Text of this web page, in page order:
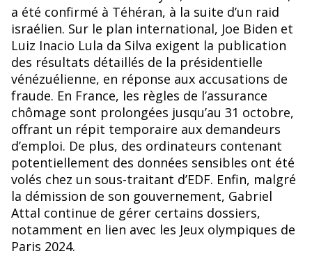
a été confirmé à Téhéran, à la suite d’un raid
israélien. Sur le plan international, Joe Biden et
Luiz Inacio Lula da Silva exigent la publication
des résultats détaillés de la présidentielle
vénézuélienne, en réponse aux accusations de
fraude. En France, les règles de l’assurance
chômage sont prolongées jusqu’au 31 octobre,
offrant un répit temporaire aux demandeurs
d’emploi. De plus, des ordinateurs contenant
potentiellement des données sensibles ont été
volés chez un sous-traitant d’EDF. Enfin, malgré
la démission de son gouvernement, Gabriel
Attal continue de gérer certains dossiers,
notamment en lien avec les Jeux olympiques de
Paris 2024.